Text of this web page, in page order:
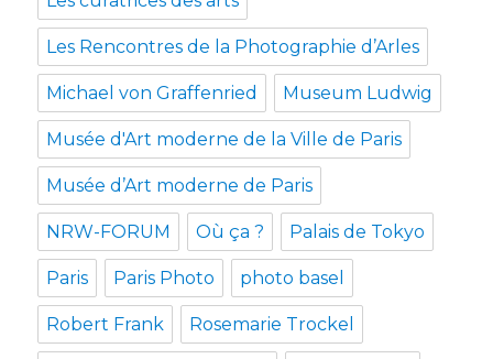
Les Rencontres de la Photographie d’Arles
Michael von Graffenried Museum Ludwig
Musée d'Art moderne de la Ville de Paris
Musée d’Art moderne de Paris
NRW-FORUM Où ça ? Palais de Tokyo
Paris Paris Photo photo basel
Robert Frank Rosemarie Trockel